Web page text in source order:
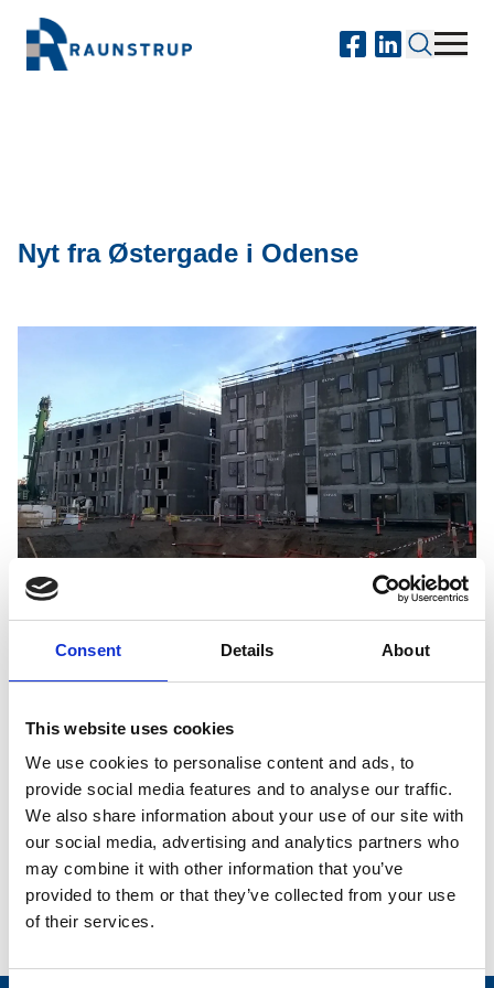
Consent Details About
This website uses cookies
We use cookies to personalise content and ads, to
provide social media features and to analyse our traffic.
We also share information about your use of our site with
our social media, advertising and analytics partners who
may combine it with other information that you’ve
provided to them or that they’ve collected from your use
of their services.
Nyt fra Østergade i Odense
26. januar 2015
Vinduesmontagen skrider frem jf. tidsplanen på
Østergade i Odense. Raunstrup har storentreprisen
maler, blikkenslager samt inventar på de 85 boliger.
Dette er 4. boligprojekt i storentreprise Raunstrup udfører
for Togt Ejendomme.
Bygherre: Togt Ejendomme A/S
Rådgiver:Henneby Nielsen Ingeniørfirma A/S